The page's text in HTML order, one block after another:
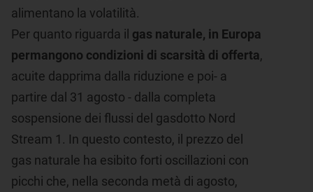
alimentano la volatilità.
Per quanto riguarda il gas naturale, in Europa
permangono condizioni di scarsità di offerta,
acuite dapprima dalla riduzione e poi- a
partire dal 31 agosto - dalla completa
sospensione dei flussi del gasdotto Nord
Stream 1. In questo contesto, il prezzo del
gas naturale ha esibito forti oscillazioni con
picchi che, nella seconda metà di agosto,